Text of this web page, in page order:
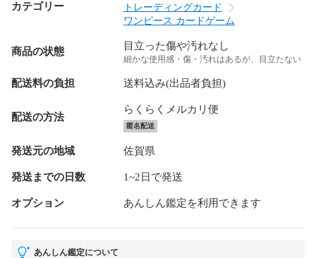
カテゴリー
トレーディングカード
ワンピース カードゲーム
商品の状態 目立った傷や汚れなし
細かな使用感・傷・汚れはあるが、目立たない
配送料の負担 送料込み(出品者負担)
配送の方法
らくらくメルカリ便
匿名配送
発送元の地域 佐賀県
発送までの日数 1~2日で発送
オプション あんしん鑑定を利用できます
あんしん鑑定について